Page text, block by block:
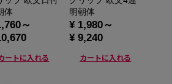
体
～
ートに入れる
明朝体
¥ 1,980～
¥ 9,240
カートに入れる